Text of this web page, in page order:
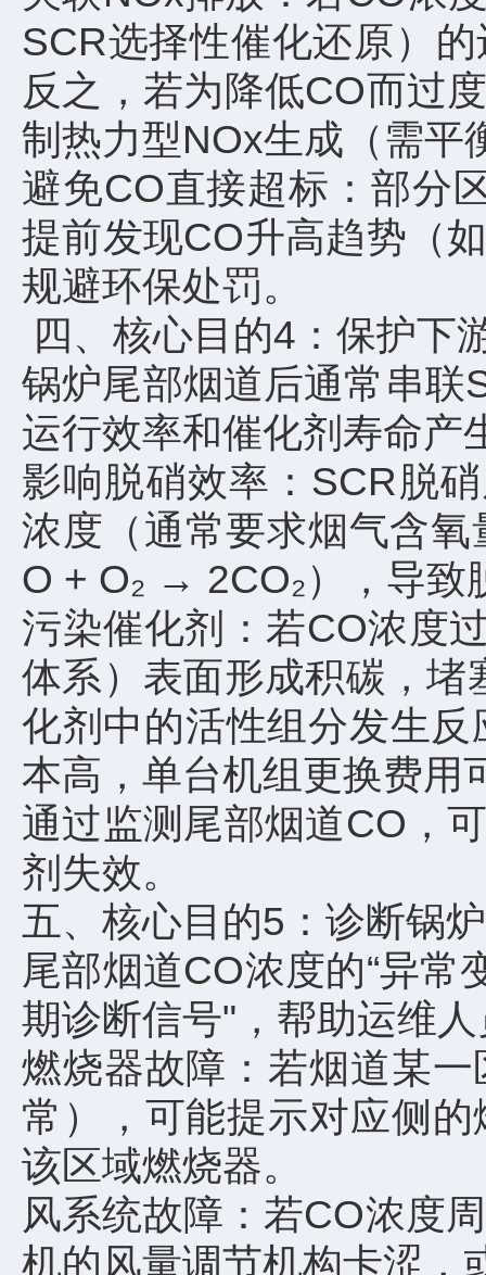
SCR选择性催化还原）
反之，若为降低CO而过
制热力型NOx生成（需
避免CO直接超标：部分
提前发现CO升高趋势（
规避环保处罚。
四、核心目的4：保护下
锅炉尾部烟道后通常串联
运行效率和催化剂寿命
影响脱硝效率：SCR脱
浓度（通常要求烟气含
O + O₂ → 2CO₂），导
污染催化剂：若CO浓度
体系）表面形成积碳，
化剂中的活性组分发生
本高，单台机组更换费
通过监测尾部烟道CO，
剂失效。
五、核心目的5：诊断锅
尾部烟道CO浓度的“异常
期诊断信号"，帮助运维
燃烧器故障：若烟道某
常），可能提示对应侧
该区域燃烧器。
风系统故障：若CO浓度
机的风量调节机构卡涩